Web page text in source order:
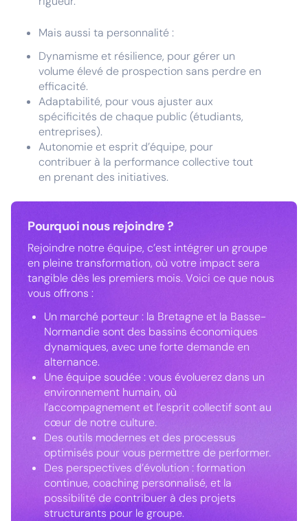
Mais aussi ta personnalité :
Dynamisme et résilience, pour gérer un
volume élevé de prospection sans perdre en
efficacité.
Adaptabilité, pour vous ajuster aux
spécificités de chaque public (étudiants,
entreprises).
Autonomie et esprit d’équipe, pour
contribuer à la performance collective tout
en prenant des initiatives.
Pourquoi nous rejoindre ?
Rejoindre notre équipe, c’est intégrer un groupe
en pleine transformation, où votre impact sera
tangible dès les premiers mois. Voici ce que nous
vous offrons :
Un marché porteur : la Bretagne et la Basse-
Normandie sont des bassins économiques
dynamiques, avec une forte demande en
alternance.
Une équipe soudée : vous évoluerez dans un
environnement humain, où
l’accompagnement et l’esprit collectif sont au
cœur de notre culture.
Des outils modernes et des processus
optimisés pour vous permettre de performer.
Des perspectives d’évolution : formation
continue, coaching personnalisé, et la
possibilité de contribuer à des projets
structurants pour le groupe.